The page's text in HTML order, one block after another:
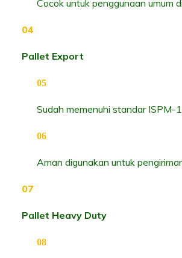
Cocok untuk penggunaan umum
Pallet Export
Sudah memenuhi standar ISPM-
Aman digunakan untuk
Pallet Heavy Duty